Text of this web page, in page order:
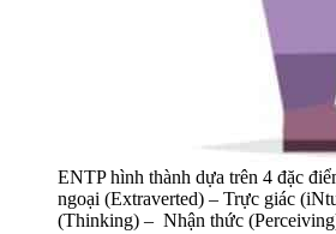
ENTP hình thành dựa trên 4 đặc
ngoại (Extraverted) – Trực giác
(Thinking) – Nhận thức